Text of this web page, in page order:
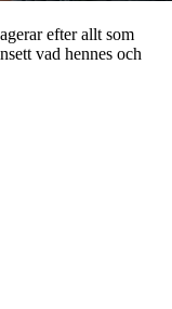
efter allt som
vad hennes och